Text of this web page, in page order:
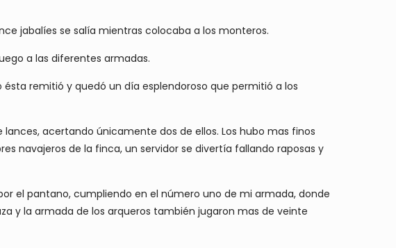
jabalíes se salía mientras colocaba a los monteros.
a las diferentes armadas.
remitió y quedó un día esplendoroso que permitió a los
acertando únicamente dos de ellos. Los hubo mas finos
navajeros de la finca, un servidor se divertía fallando raposas y
el pantano, cumpliendo en el número uno de mi armada, donde
y la armada de los arqueros también jugaron mas de veinte